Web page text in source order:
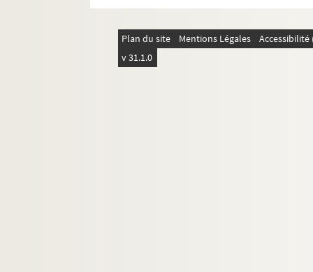
Plan du site Mentions Légales
v 31.1.0